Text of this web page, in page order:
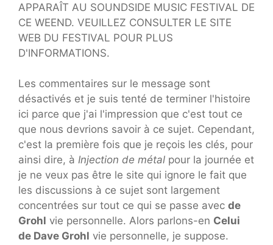
APPARAÎT AU SOUNDSIDE MUSIC FESTIVAL DE
CE WEEND. VEUILLEZ CONSULTER LE SITE
WEB DU FESTIVAL POUR PLUS
D'INFORMATIONS.
Les commentaires sur le message sont
désactivés et je suis tenté de terminer l'histoire
ici parce que j'ai l'impression que c'est tout ce
que nous devrions savoir à ce sujet. Cependant,
c'est la première fois que je reçois les clés, pour
ainsi dire, à Injection de métal pour la journée et
je ne veux pas être le site qui ignore le fait que
les discussions à ce sujet sont largement
concentrées sur tout ce qui se passe avec de
Grohl vie personnelle. Alors parlons-en Celui
de Dave Grohl vie personnelle, je suppose.